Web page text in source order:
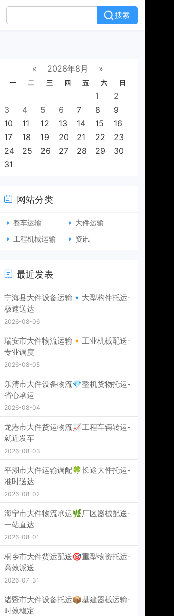
搜索
« 2026年8月 »
一 二 三 四 五 六 日
1
2
3
4 5 6 7 8
9
10
11 12 13 14 15
16
17
18 19 20 21 22
23
24
25 26 27 28 29
30
31
网站分类
整车运输
大件运输
工程机械运输
资讯
最近发表
宁海县大件设备运输🔹大型构件托运-
极速送达
2026-08-06
瑞安市大件物流运输🔸工业机械配送-
专业调度
2026-08-05
乐清市大件设备物流💎整机货物托运-
省心承运
2026-08-04
龙港市大件货运物流📈工程车辆转运-
就近发车
2026-08-03
平湖市大件运输调配🍀长途大件托运-
准时送达
2026-08-02
海宁市大件物流承运🌿厂区器械配送-
一站直达
2026-08-01
桐乡市大件货运配送🎯重型物资托运-
高效派送
2026-07-31
诸暨市大件设备托运📦基建器械运输-
时效稳定